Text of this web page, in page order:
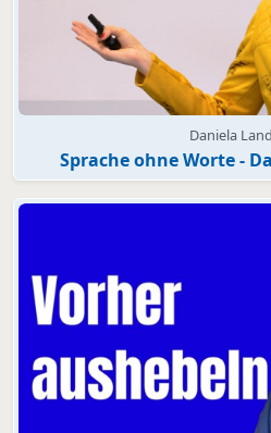
Daniela
Sprache ohne Worte -